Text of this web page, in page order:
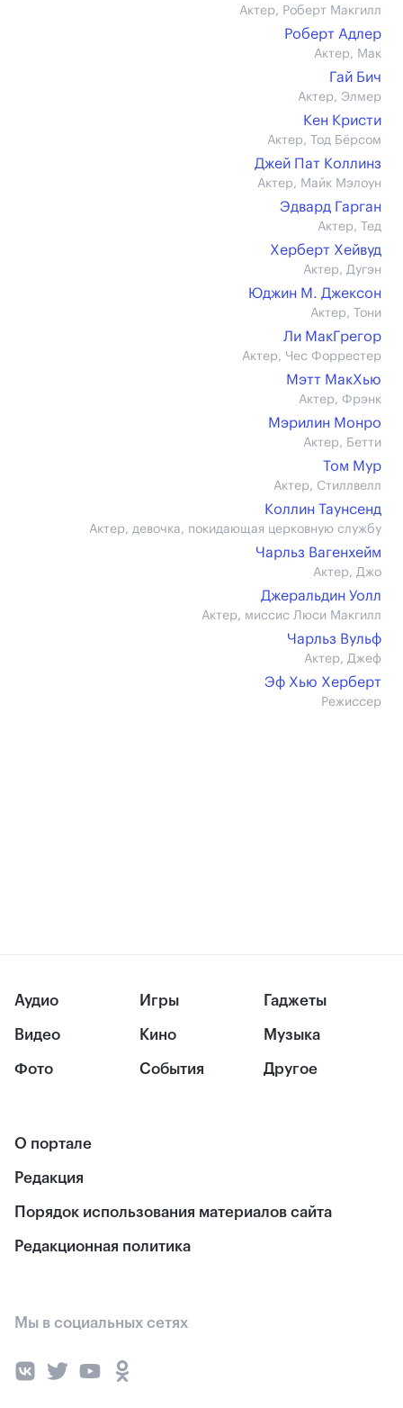
Актер, Роберт Макгилл
Роберт Адлер
Актер, Мак
Гай Бич
Актер, Элмер
Кен Кристи
Актер, Тод Бёрсом
Джей Пат Коллинз
Актер, Майк Мэлоун
Эдвард Гарган
Актер, Тед
Херберт Хейвуд
Актер, Дугэн
Юджин М. Джексон
Актер, Тони
Ли МакГрегор
Актер, Чес Форрестер
Мэтт МакХью
Актер, Фрэнк
Мэрилин Монро
Актер, Бетти
Том Мур
Актер, Стиллвелл
Коллин Таунсенд
Актер, девочка, покидающая церковную службу
Чарльз Вагенхейм
Актер, Джо
Джеральдин Уолл
Актер, миссис Люси Макгилл
Чарльз Вульф
Актер, Джеф
Эф Хью Херберт
Режиссер
Аудио
Видео
Фото
Игры
Кино
События
Гаджеты
Музыка
Другое
О портале
Редакция
Порядок использования материалов сайта
Редакционная политика
Мы в социальных сетях